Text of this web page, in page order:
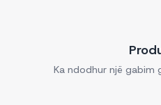
Ka ndodhur një gabim